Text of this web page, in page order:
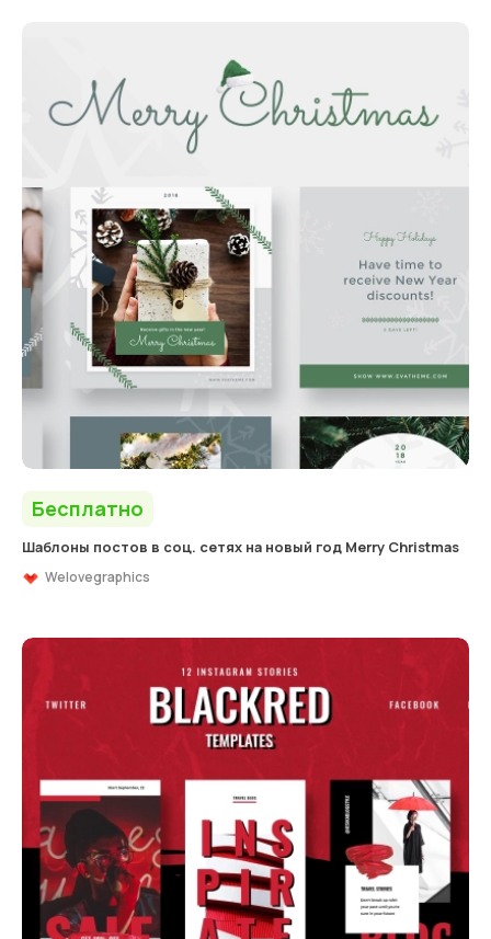
Бесплатно
Шаблоны постов в соц. сетях на новый год Merry Christmas
Welovegraphics